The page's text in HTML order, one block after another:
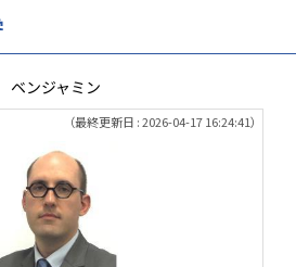
ンジャミン
（最終更新日 : 2026-04-17 16:24:41）